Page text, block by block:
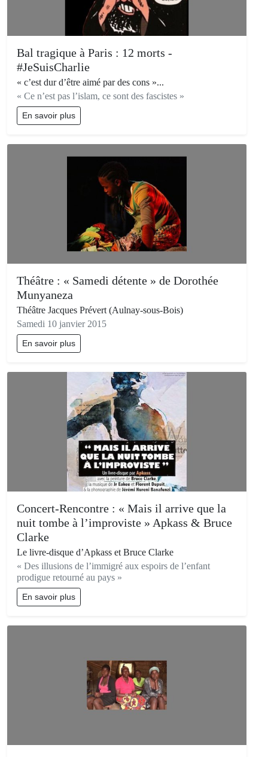
Bal tragique à Paris : 12 morts -
#JeSuisCharlie
« c’est dur d’être aimé par des cons »...
« Ce n’est pas l’islam, ce sont des fascistes »
En savoir plus
Théâtre : « Samedi détente » de Dorothée
Munyaneza
Théâtre Jacques Prévert (Aulnay-sous-Bois)
Samedi 10 janvier 2015
En savoir plus
Concert-Rencontre : « Mais il arrive que la
nuit tombe à l’improviste » Apkass & Bruce
Clarke
Le livre-disque d’Apkass et Bruce Clarke
« Des illusions de l’immigré aux espoirs de l’enfant
prodigue retourné au pays »
En savoir plus